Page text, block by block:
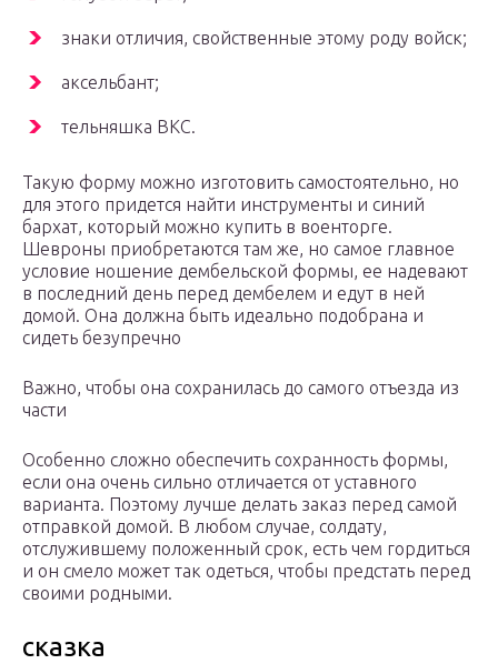
знаки отличия, свойственные этому роду войск;
аксельбант;
тельняшка ВКС.
Такую форму можно изготовить самостоятельно, но
для этого придется найти инструменты и синий
бархат, который можно купить в военторге.
Шевроны приобретаются там же, но самое главное
условие ношение дембельской формы, ее надевают
в последний день перед дембелем и едут в ней
домой. Она должна быть идеально подобрана и
сидеть безупречно
Важно, чтобы она сохранилась до самого отъезда из
части
Особенно сложно обеспечить сохранность формы,
если она очень сильно отличается от уставного
варианта. Поэтому лучше делать заказ перед самой
отправкой домой. В любом случае, солдату,
отслужившему положенный срок, есть чем гордиться
и он смело может так одеться, чтобы предстать перед
своими родными.
сказка